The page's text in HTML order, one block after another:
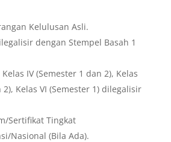
Kelulusan Asli.
dengan Stempel Basah 1
IV (Semester 1 dan 2), Kelas
2), Kelas VI (Semester 1) dilegalisir
Sertifikat Tingkat
Nasional (Bila Ada).